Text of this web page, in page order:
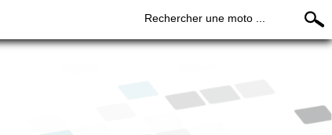
Rechercher une moto ...